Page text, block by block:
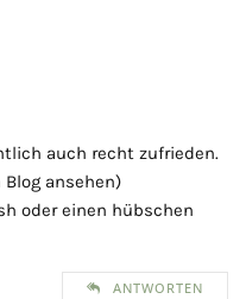
auch recht zufrieden.
ansehen)
oder einen hübschen
ANTWORTEN